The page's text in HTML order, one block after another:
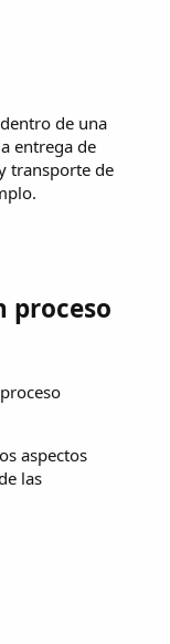
de una
entrega de
transporte de
proceso
aspectos
las